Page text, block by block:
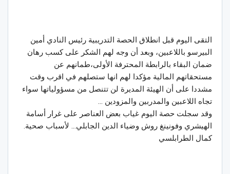
التقى اليوم قبل انطلاق الحصة التدريبية رئيس النادي أمين
البيرسو باللاعبين، وبعد أن وجه لهم الشكر على كسب رهان
ضمان البقاء بالرابطة المحترفة الأولى،طمانهم عن
مستحقاتهم المالية مؤكدا لهم انها ستصلهم في اقرب وقت
مشددا على أن الهيئة المديرة لن تتنصل من مسؤولياتها سواء
تجاه اللاعبين والمدربين والمزودين …
وقد سجلت حصة اليوم غياب بعض العناصر على غرار أسامة
الهيشري وفونينغ روش وضياء الدين الجابلي… لأسباب صحية.
كمال الطرابلسي